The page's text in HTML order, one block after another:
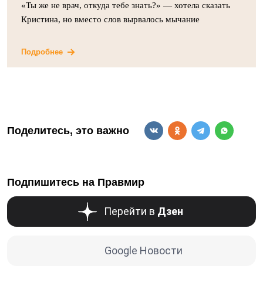
«Ты же не врач, откуда тебе знать?» — хотела сказать
Кристина, но вместо слов вырвалось мычание
Подробнее
Поделитесь, это важно
Подпишитесь на Правмир
Перейти в Дзен
Google Новости